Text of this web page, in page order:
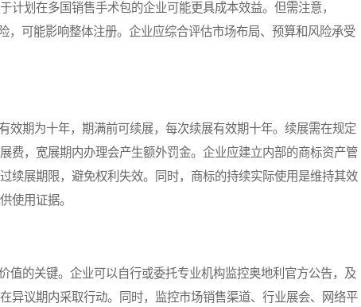
计划在多国销售手术包的企业可能更具成本效益。但需注意，
，可能影响整体注册。企业应综合评估市场布局、预算和风险承受
期为十年，期满前可续展，每次续展有效期十年。续展需在规定
费，宽展期内办理会产生额外罚金。企业应建立内部的商标资产管
续展期限，避免权利失效。同时，商标的持续实际使用是维持其效
使用证据。
的关键。企业可以自行或委托专业机构监控奥地利官方公告，及
异议期内采取行动。同时，监控市场销售渠道、行业展会、网络平